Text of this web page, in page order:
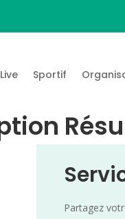
Live Sportif
Partagez